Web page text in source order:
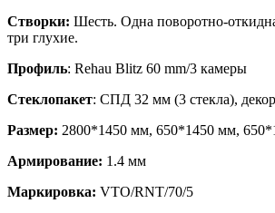
Створки: Шесть. Одна поворотно-
три глухие.
Профиль: Rehau Blitz 60 mm/3 камеры
Стеклопакет: СПД 32 мм (3 стекла),
Размер: 2800*1450 мм, 650*1450 мм,
Армирование: 1.4 мм
Маркировка: VTO/RNT/70/5